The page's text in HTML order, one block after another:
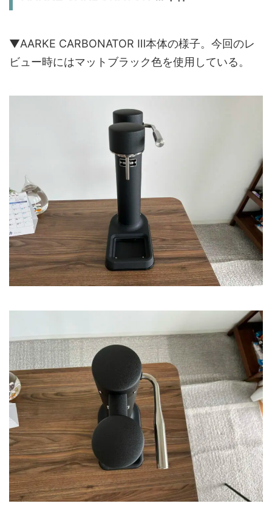
▼AARKE CARBONATOR Ⅲ本体の様子。今回のレ
ビュー時にはマットブラック色を使用している。